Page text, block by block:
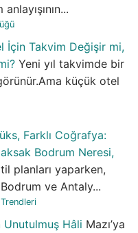
İçin Takvim Değişir mi,
Yeni yıl takvimde bir
küçük otel
Farklı Coğrafya:
Bodrum Neresi,
planları yaparken,
ve Antaly...
Unutulmuş Hâli Mazı’ya